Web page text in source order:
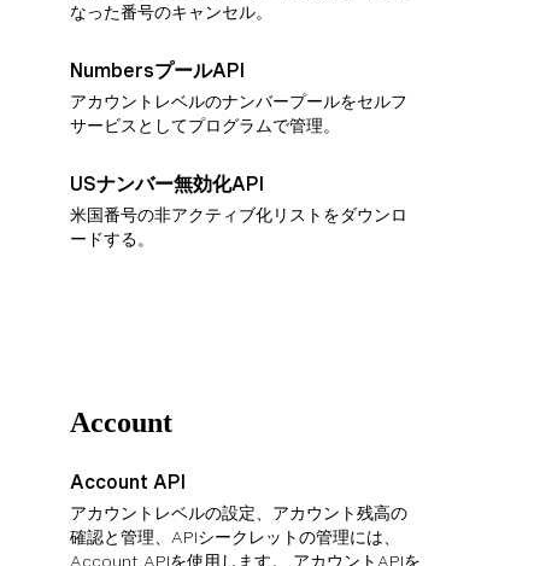
なった番号のキャンセル。
NumbersプールAPI
アカウントレベルのナンバープールをセルフ
サービスとしてプログラムで管理。
USナンバー無効化API
米国番号の非アクティブ化リストをダウンロ
ードする。
Account
Account API
アカウントレベルの設定、アカウント残高の
確認と管理、APIシークレットの管理には、
Account APIを使用します。 アカウントAPIを